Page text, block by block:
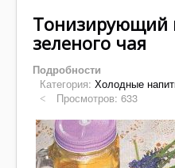
Напитки
Творог
Тонизирующий
зеленого чая
Подробности
Категория: Холодные
Просмотров: 633